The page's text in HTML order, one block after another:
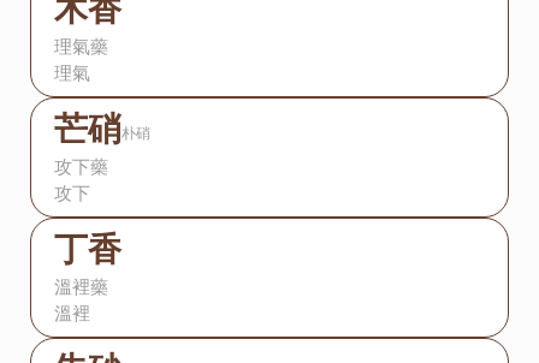
理氣藥
理氣
芒硝朴硝
攻下藥
攻下
丁香
溫裡藥
溫裡